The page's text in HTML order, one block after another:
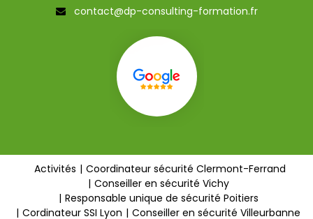
contact@dp-consulting-formation.fr
Activités
Coordinateur sécurité Clermont-Ferrand
Conseiller en sécurité Vichy
Responsable unique de sécurité Poitiers
Cordinateur SSI Lyon
Conseiller en sécurité Villeurbanne